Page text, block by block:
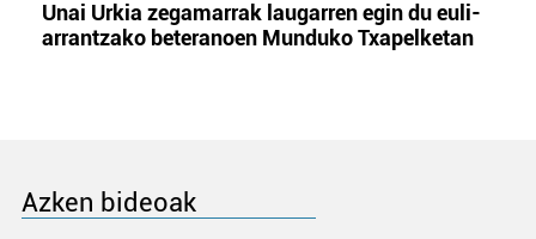
Unai Urkia zegamarrak laugarren egin du euli-
arrantzako beteranoen Munduko Txapelketan
Azken bideoak